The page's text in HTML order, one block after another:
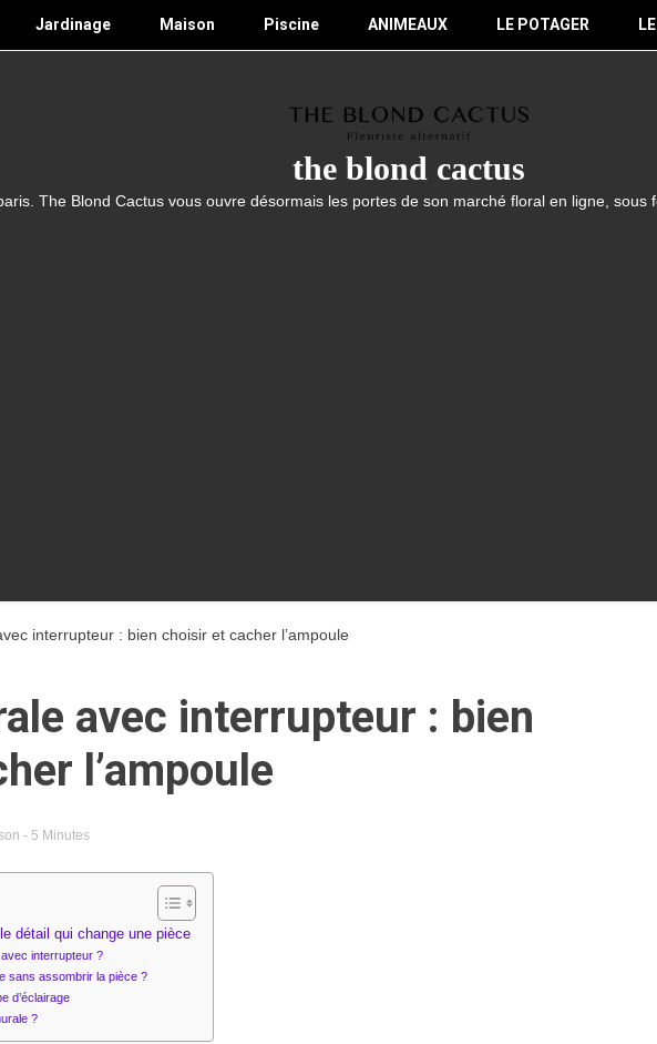
Jardinage Maison Piscine ANIMEAUX LE POTAGER
the blond cactus
The Blond Cactus vous ouvre désormais les portes de son marché floral en ligne,
interrupteur : bien choisir et cacher l’ampoule
avec interrupteur : bien
l’ampoule
- 5 Minutes
détail qui change une pièce
interrupteur ?
sans assombrir la pièce ?
d’éclairage
?